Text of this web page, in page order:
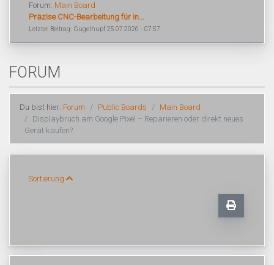
Forum: Main Board
Präzise CNC-Bearbeitung für in...
Letzter Beitrag: Gugelhupf 25.07.2026 - 07:57
FORUM
Du bist hier: Forum Public Boards
Main Board
Displaybruch am Google Pixel – Reparieren oder direkt neues
Gerät kaufen?
Sortierung